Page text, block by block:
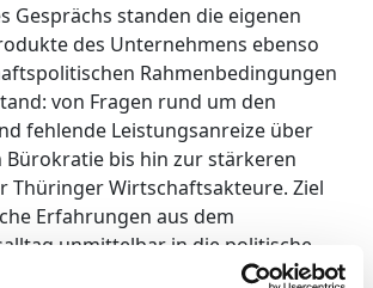
Gesprächs standen die eigenen
des Unternehmens ebenso
Rahmenbedingungen
von Fragen rund um den
fehlende Leistungsanreize über
Bürokratie bis hin zur stärkeren
Thüringer Wirtschaftsakteure. Ziel
Erfahrungen aus dem
unmittelbar in die politische